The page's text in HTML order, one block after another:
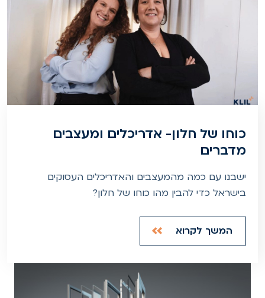
כוחו של חלון- אדריכלים ומעצבים
מדברים
ישבנו עם כמה מהמעצבים והאדריכלים העסוקים
בישראל כדי להבין מהו כוחו של חלון?
המשך לקרוא